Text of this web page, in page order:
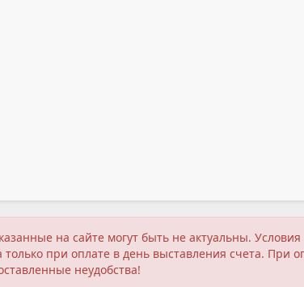
на сайте могут быть не актуальны.
при оплате в день выставления счета.
неудобства!